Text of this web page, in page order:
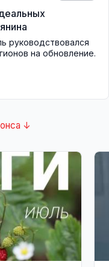
руководствовался
на обновление.
↓